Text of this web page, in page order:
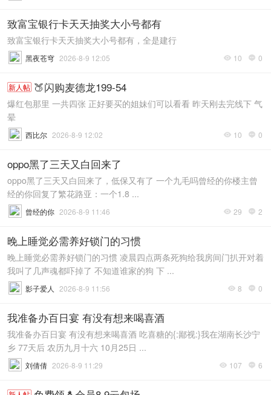
致富宝银行卡天天抽奖大小号都有
致富宝银行卡天天抽奖大小号都有，全是建行
 10  0
黑夜苍穹 2026-8-9 12:05
新人帖 🍑闪购麦德龙199-54
爆红包那里 一共四张 正好要买的姐妹们可以看看 昨天刚去完线下 气
晕
 10  0
西比尔 2026-8-9 12:02
oppo黑了三天又白回来了
oppo黑了三天又白回来了，低保又有了 一个九毛吗曾经的你楼主曾
经的你回复了繁花路亚：一个1.8 ...
 29  2
曾经的你 2026-8-9 11:46
晚上睡觉必需养好锁门的习惯
晚上睡觉必需养好锁门的习惯 凌晨四点两条死狗给我房间门扒开对着
我叫了几声魂都吓掉了 不知道谁家的狗 下 ...
 8  0
影子爱人 2026-8-9 11:56
我准备办百日宴 有没有想来喝喜酒
我准备办百日宴 有没有想来喝喜酒 吃喜糖的{:鄙视:}我在湖南长沙宁
乡 77天后 农历九月十六 10月25日 ...
 107  6
刘倩倩 2026-8-9 11:29